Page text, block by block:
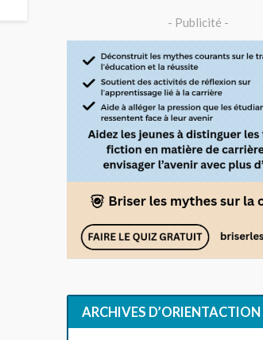
- Publicité -
ARCHIVES D’ORIENTACTION